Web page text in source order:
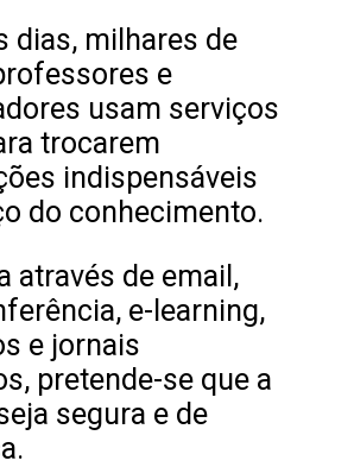
dias, milhares de
e
usam serviços
trocarem
indispensáveis
do conhecimento.
através de email,
e-learning,
e jornais
pretende-se que a
segura e de